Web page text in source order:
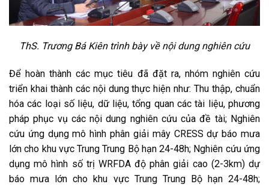
ThS. Trương Bá Kiên trình bày về nội dung nghiên cứu
Để hoàn thành các mục tiêu đã đặt ra, nhóm nghiên cứu
triển khai thành các nội dung thực hiện như: Thu thập, chuẩn
hóa các loại số liệu, dữ liệu, tổng quan các tài liệu, phương
pháp phục vụ các nội dung nghiên cứu của đề tài; Nghiên
cứu ứng dụng mô hình phân giải mây CRESS dự báo mưa
lớn cho khu vực Trung Trung Bộ hạn 24-48h; Nghiên cứu ứng
dụng mô hình số trị WRFDA độ phân giải cao (2-3km) dự
báo mưa lớn cho khu vực Trung Trung Bộ hạn 24-48h;